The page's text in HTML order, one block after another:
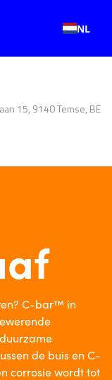
NL
15, 9140 Temse, BE
C-bar™ in
de buis en C-
corrosie wordt tot